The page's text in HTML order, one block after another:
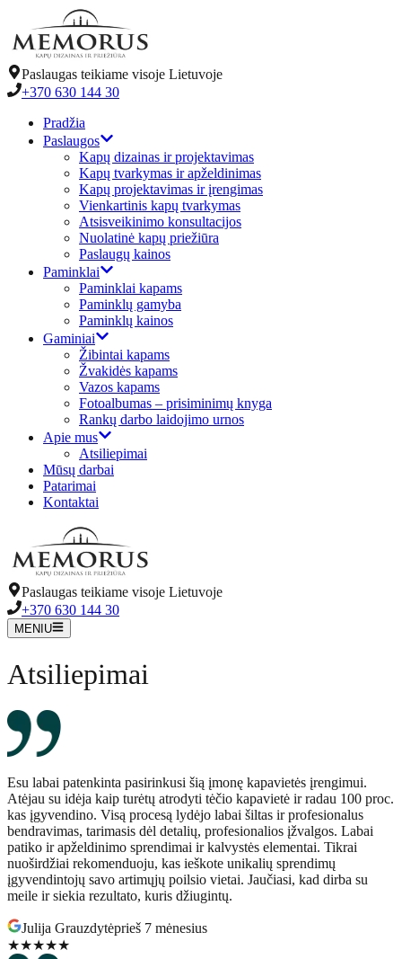
Paslaugas teikiame visoje Lietuvoje
+370 630 144 30
Pradžia
Paslaugos
Kapų dizainas ir projektavimas
Kapų tvarkymas ir apželdinimas
Kapų projektavimas ir įrengimas
Vienkartinis kapų tvarkymas
Atsisveikinimo konsultacijos
Nuolatinė kapų priežiūra
Paslaugų kainos
Paminklai
Paminklai kapams
Paminklų gamyba
Paminklų kainos
Gaminiai
Žibintai kapams
Žvakidės kapams
Vazos kapams
Fotoalbumas – prisiminimų knyga
Rankų darbo laidojimo urnos
Apie mus
Atsiliepimai
Mūsų darbai
Patarimai
Kontaktai
Paslaugas teikiame visoje Lietuvoje
+370 630 144 30
MENIU
Atsiliepimai
Esu labai patenkinta pasirinkusi šią įmonę kapavietės įrengimui.
Atėjau su idėja kaip turėtų atrodyti tėčio kapavietė ir radau 100 proc.
kas įgyvendino. Visą procesą lydėjo labai šiltas ir profesionalus
bendravimas, tarimasis dėl detalių, profesionalios įžvalgos. Labai
patiko ir apželdinimo sprendimai ir kalvystės elementai. Tikrai
nuoširdžiai rekomenduoju, kas ieškote unikalių sprendimų
įgyvendintojų savo artimųjų poilsio vietai. Jaučiasi, kad dirba su
meile ir siekia rezultato, kuris džiugintų.
Julija Grauzdytėprieš 7 mėnesius
★★★★★